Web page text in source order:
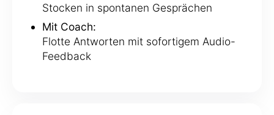
Stocken in spontanen Gesprächen
Mit Coach:
Flotte Antworten mit sofortigem Audio-
Feedback